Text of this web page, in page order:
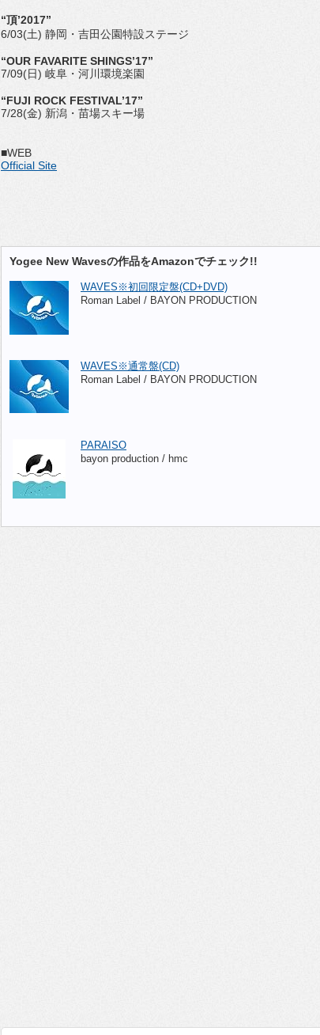
“頂’2017”
6/03(土) 静岡・吉田公園特設ステージ
“OUR FAVARITE SHINGS’17”
7/09(日) 岐阜・河川環境楽園
“FUJI ROCK FESTIVAL’17”
7/28(金) 新潟・苗場スキー場
■WEB
Official Site
Yogee New Wavesの作品をAmazonでチェック!!
WAVES※初回限定盤(CD+DVD)
Roman Label / BAYON PRODUCTION
WAVES※通常盤(CD)
Roman Label / BAYON PRODUCTION
PARAISO
bayon production / hmc